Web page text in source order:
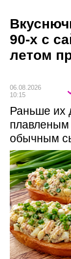
90-х с
летом
06.08.2026
10:15
Раньше их
плавленым
обычным